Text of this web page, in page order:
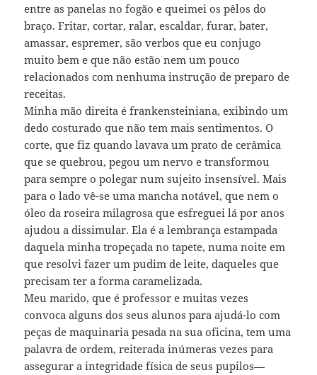
entre as panelas no fogão e queimei os pêlos do
braço. Fritar, cortar, ralar, escaldar, furar, bater,
amassar, espremer, são verbos que eu conjugo
muito bem e que não estão nem um pouco
relacionados com nenhuma instrução de preparo de
receitas.
Minha mão direita é frankensteiniana, exibindo um
dedo costurado que não tem mais sentimentos. O
corte, que fiz quando lavava um prato de cerâmica
que se quebrou, pegou um nervo e transformou
para sempre o polegar num sujeito insensível. Mais
para o lado vê-se uma mancha notável, que nem o
óleo da roseira milagrosa que esfreguei lá por anos
ajudou a dissimular. Ela é a lembrança estampada
daquela minha tropeçada no tapete, numa noite em
que resolvi fazer um pudim de leite, daqueles que
precisam ter a forma caramelizada.
Meu marido, que é professor e muitas vezes
convoca alguns dos seus alunos para ajudá-lo com
peças de maquinaria pesada na sua oficina, tem uma
palavra de ordem, reiterada inúmeras vezes para
assegurar a integridade física de seus pupilos—